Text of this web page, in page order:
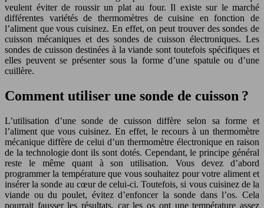
veulent éviter de roussir un plat au four. Il existe sur le marché
différentes variétés de thermomètres de cuisine en fonction de
l’aliment que vous cuisinez. En effet, on peut trouver des sondes de
cuisson mécaniques et des sondes de cuisson électroniques. Les
sondes de cuisson destinées à la viande sont toutefois spécifiques et
elles peuvent se présenter sous la forme d’une spatule ou d’une
cuillère.
Comment utiliser une sonde de cuisson ?
L’utilisation d’une sonde de cuisson diffère selon sa forme et
l’aliment que vous cuisinez. En effet, le recours à un thermomètre
mécanique diffère de celui d’un thermomètre électronique en raison
de la technologie dont ils sont dotés. Cependant, le principe général
reste le même quant à son utilisation. Vous devez d’abord
programmer la température que vous souhaitez pour votre aliment et
insérer la sonde au cœur de celui-ci. Toutefois, si vous cuisinez de la
viande ou du poulet, évitez d’enfoncer la sonde dans l’os. Cela
pourrait fausser les résultats, car les os ont une température assez